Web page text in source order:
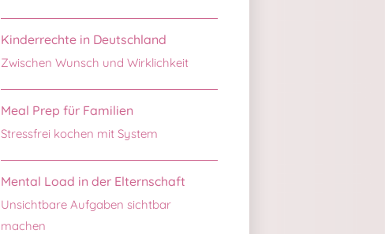
Kinderrechte in Deutschland
Zwischen Wunsch und Wirklichkeit
Meal Prep für Familien
Stressfrei kochen mit System
Mental Load in der Elternschaft
Unsichtbare Aufgaben sichtbar
machen